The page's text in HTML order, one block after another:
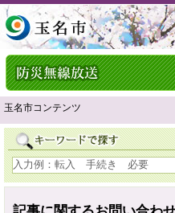
玉名市コンテンツ